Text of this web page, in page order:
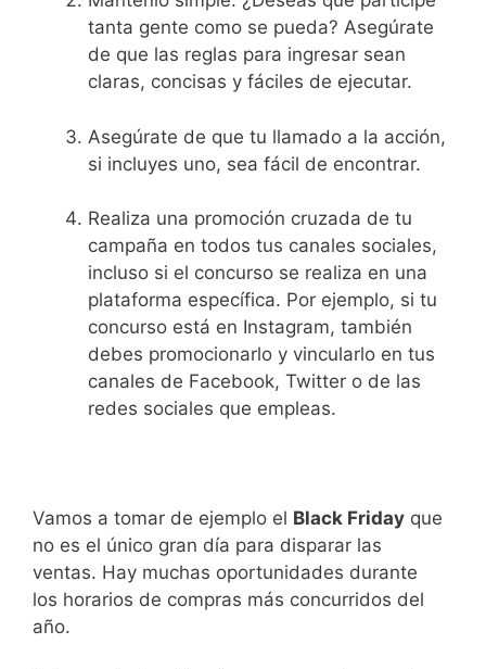
tanta gente como se pueda? Asegúrate
de que las reglas para ingresar sean
claras, concisas y fáciles de ejecutar.
Asegúrate de que tu llamado a la acción,
si incluyes uno, sea fácil de encontrar.
Realiza una promoción cruzada de tu
campaña en todos tus canales sociales,
incluso si el concurso se realiza en una
plataforma específica. Por ejemplo, si tu
concurso está en Instagram, también
debes promocionarlo y vincularlo en tus
canales de Facebook, Twitter o de las
redes sociales que empleas.
Vamos a tomar de ejemplo el Black Friday que
no es el único gran día para disparar las
ventas. Hay muchas oportunidades durante
los horarios de compras más concurridos del
año.